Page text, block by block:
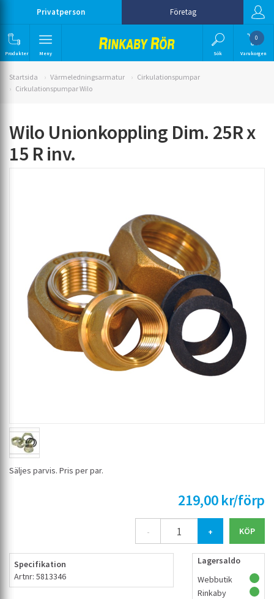
Privatperson Företag
Produkter Meny Sök
0
Varukorgen
Startsida Värmeledningsarmatur
Cirkulationspumpar
Cirkulationspumpar Wilo
Wilo Unionkoppling Dim. 25R x
15 R inv.
Säljes parvis. Pris per par.
219,00 kr/förp
- +
Specifikation
Artnr: 5813346
Lagersaldo
Webbutik
Rinkaby